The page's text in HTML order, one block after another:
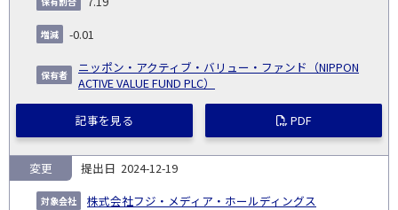
-0.01
ニッポン・アクティブ・バリュー・ファンド（NIPPON
ACTIVE VALUE FUND PLC）
記事を見る PDF
2024-12-19
株式会社フジ・メディア・ホールディングス
変更